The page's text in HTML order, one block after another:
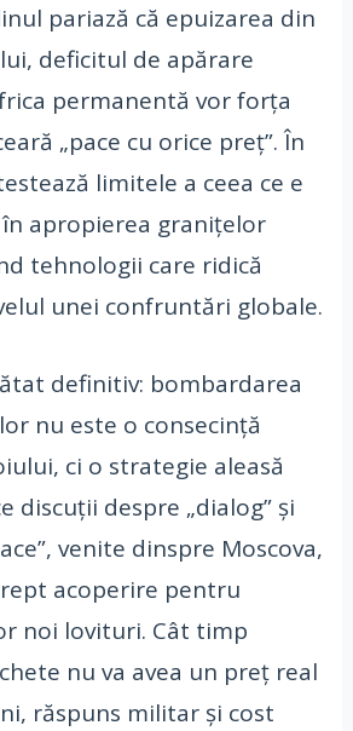
pariază că epuizarea din
deficitul de apărare
permanentă vor forța
„pace cu orice preț”. În
limitele a ceea ce e
apropierea granițelor
tehnologii care ridică
unei confruntări globale.
definitiv: bombardarea
nu este o consecință
ci o strategie aleasă
discuții despre „dialog” și
venite dinspre Moscova,
acoperire pentru
noi lovituri. Cât timp
nu va avea un preț real
răspuns militar și cost